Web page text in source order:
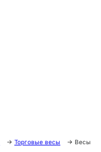
→ Торговые весы → Весы